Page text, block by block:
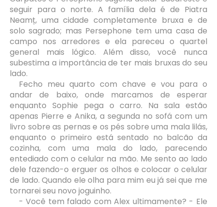
seguir para o norte. A família dela é de Piatra
Neamț, uma cidade completamente bruxa e de
solo sagrado; mas Persephone tem uma casa de
campo nos arredores e ela pareceu o quartel
general mais lógico. Além disso, você nunca
subestima a importância de ter mais bruxas do seu
lado.
Fecho meu quarto com chave e vou para o
andar de baixo, onde marcamos de esperar
enquanto Sophie pega o carro. Na sala estão
apenas Pierre e Anika, a segunda no sofá com um
livro sobre as pernas e os pés sobre uma mala lilás,
enquanto o primeiro está sentado no balcão da
cozinha, com uma mala do lado, parecendo
entediado com o celular na mão. Me sento ao lado
dele fazendo-o erguer os olhos e colocar o celular
de lado. Quando ele olha para mim eu já sei que me
tornarei seu novo joguinho.
- Você tem falado com Alex ultimamente? - Ele